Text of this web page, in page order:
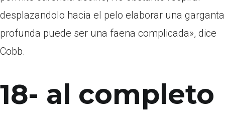
desplazandolo hacia el pelo elaborar una garganta
profunda puede ser una faena complicada», dice
Cobb.
18- al completo